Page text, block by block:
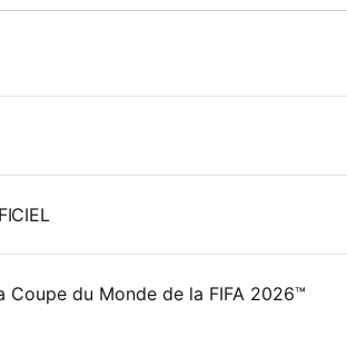
du Monde de la FIFA 2026™